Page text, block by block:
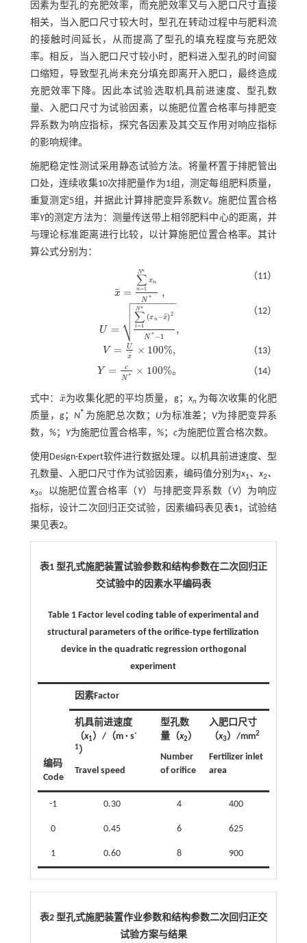
因素为型孔的充肥效率，而充肥效率又与入肥口尺寸直接
相关，当入肥口尺寸较大时，型孔在转动过程中与肥料流
的接触时间延长，从而提高了型孔的填充程度与充肥效
率。相反，当入肥口尺寸较小时，肥料进入型孔的时间窗
口缩短，导致型孔尚未充分填充即离开入肥口，最终造成
充肥效率下降。因此本试验选取机具前进速度、型孔数
量、入肥口尺寸为试验因素，以施肥位置合格率与排肥变
异系数为响应指标，探究各因素及其交互作用对响应指标
的影响规律。
施肥稳定性测试采用静态试验方法。将量杯置于排肥管出
口处，连续收集10次排肥量作为1组，测定每组肥料质量，
重复测定5组，并据此计算排肥变异系数V。施肥位置合格
率Y的测定方法为：测量传送带上相邻肥料中心的距离，并
与理论标准距离进行比较，以计算施肥位置合格率。其计
算公式分别为：
x
¯ =
∑
n=1
N*
xn
N * ,
x¯ =∑ n=1N* n
（11）
U =
∑
i=1
N*
(xn−x
¯)2
N * −1
− −
−−−−−−

⎷

 ,
U= ∑i= 1N *xn-x¯2N*- 1
（12）
V =
U
x
¯ × 100%,
V= Ux ¯×100 %, （13）
Y =
c
N* × 100%。
Y cN ×100%。 （14）
式中： x
¯
x¯为收集化肥的平均质量，g； xn 为每次收集的化肥
质量，g；N* 为施肥总次数； U为标准差； V为排肥变异系
数，%； Y为施肥位置合格率，%； c为施肥位置合格次数。
使用Design-Expert软件进行数据处理。以机具前进速度、型
孔数量、入肥口尺寸作为试验因素，编码值分别为x1、x2、
x3。以施肥位置合格率（ Y）与排肥变异系数（ V）为响应
指标，设计二次回归正交试验，因素编码表见表1，试验结
果见表2。
表1 型孔式施肥装置试验参数和结构参数在二次回归正
交试验中的因素水平编码表
Table 1 Factor level coding table of experimental and
structural parameters of the orifice‑type fertilization
device in the quadratic regression orthogonal
experiment
编码
Code
因素Factor
机具前进速度
（x1）/（m · s-
1）
Travel speed
型孔数
量（x2）
Number
of orifice
入肥口尺寸
（x3）/mm2
Fertilizer inlet
area
-1 0.30 4 400
0 0.45 6 625
1 0.60 8 900
表2 型孔式施肥装置作业参数和结构参数二次回归正交
试验方案与结果